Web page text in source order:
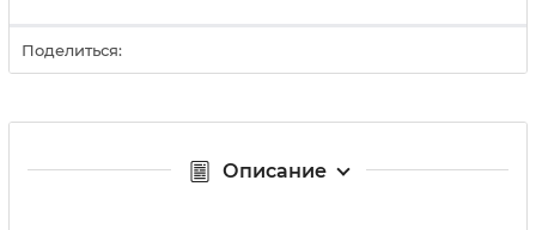
Поделиться:
Описание